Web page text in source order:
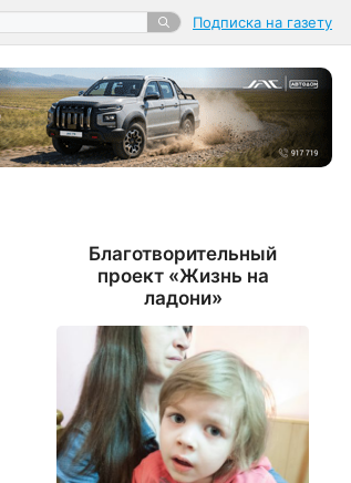
Подписка на газету
Благотворительный
проект «Жизнь на
ладони»